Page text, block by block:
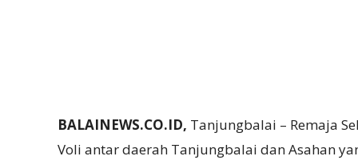
BALAINEWS.CO.ID, Tanjungbalai – Remaja
Voli antar daerah Tanjungbalai dan Asahan